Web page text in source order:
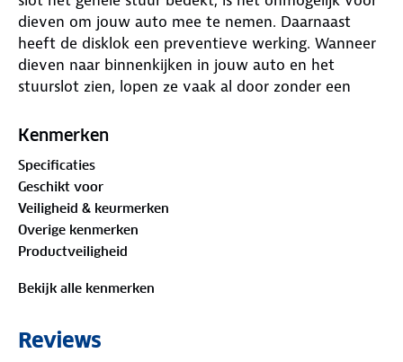
dieven om jouw auto mee te nemen. Daarnaast
heeft de disklok een preventieve werking. Wanneer
dieven naar binnenkijken in jouw auto en het
stuurslot zien, lopen ze vaak al door zonder een
Het installeren van het disklok stuurslot is heel
eenvoudig: de ronde schijf klap je open om
vervolgens over het stuur heen te schuiven. Het is
niet de bedoeling dat het stuurslot strak om het
stuur zit. Wanneer de disklok los om het stuur zit,
krijgt men namelijk geen grip op het stuur. Dit
vergoeden van eventuele schade.
Kenmerken
Specificaties
Geschikt voor
Veiligheid & keurmerken
Overige kenmerken
Productveiligheid
Bekijk alle kenmerken
Reviews